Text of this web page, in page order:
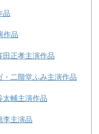
品
作品
田正孝主演作品
二階堂ふみ主演作品
太輔主演作品
李主演品